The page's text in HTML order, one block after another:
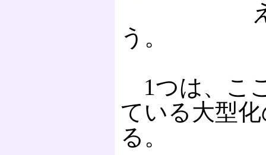
う。
1つは、こ
ている大型
る。